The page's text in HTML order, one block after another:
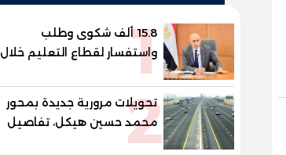
115.8 ألف شكوى وطلب
واستفسار لقطاع التعليم خلال
يوليو.. استجابة فعالة لشكاوى
2
تحويلات مرورية جديدة بمحور
محمد حسين هيكل، تفاصيل
الغلق على مرحلتين